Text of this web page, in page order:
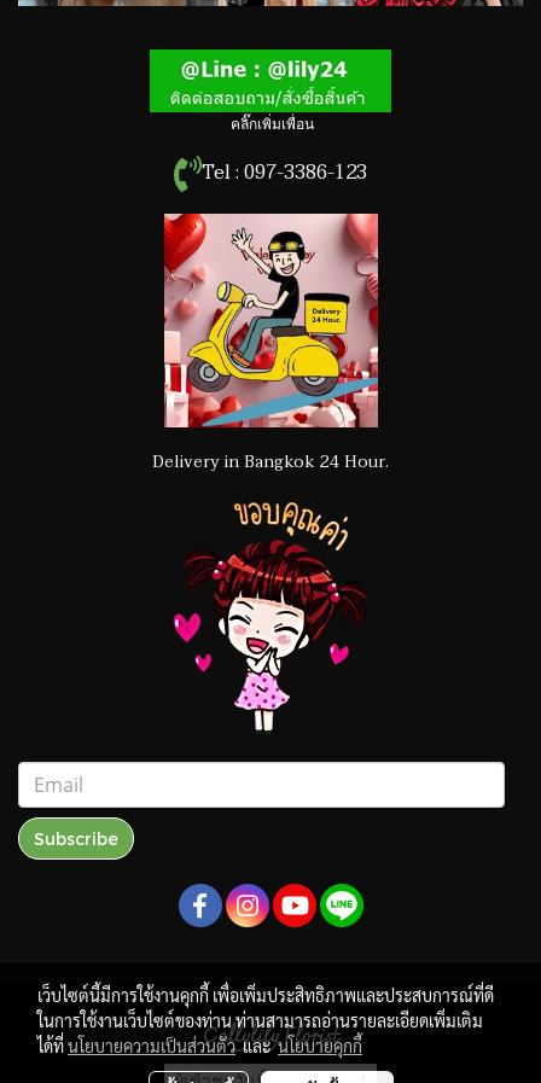
คลิ๊กเพิ่มเพื่อน
Tel : 097-3386-123
Delivery in Bangkok 24 Hour.
Subscribe
Callylily Florist
เว็บไซต์นี้มีการใช้งานคุกกี้ เพื่อเพิ่มประสิทธิภาพและประสบการณ์ที่ดี
ในการใช้งานเว็บไซต์ของท่าน ท่านสามารถอ่านรายละเอียดเพิ่มเติม
ได้ที่นโยบายความเป็นส่วนตัวและนโยบายคุกกี้